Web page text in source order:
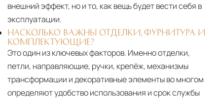
внешний эффект, но и то, как вещь будет вести себя в
эксплуатации.
НАСКОЛЬКО ВАЖНЫ ОТДЕЛКИ, ФУРНИТУРА И
КОМПЛЕКТУЮЩИЕ?
Это один из ключевых факторов. Именно отделки,
петли, направляющие, ручки, крепёж, механизмы
трансформации и декоративные элементы во многом
определяют удобство использования и срок службы